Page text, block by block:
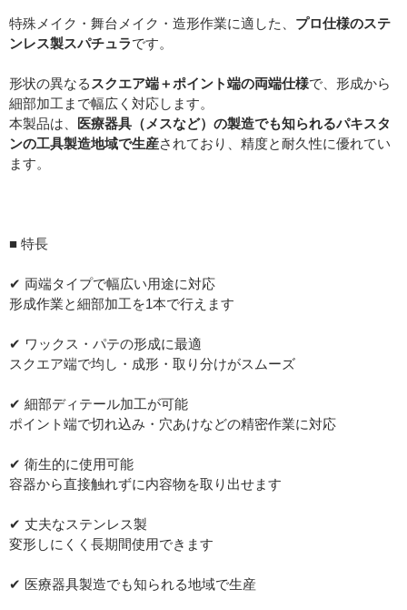
特殊メイク・舞台メイク・造形作業に適した、 プロ仕様のステ
ンレス製スパチュラです。
形状の異なる スクエア端＋ポイント端の両端仕様で、形成から
細部加工まで幅広く対応します。
本製品は、
医療器具（メスなど）の製造でも知られるパキスタ
ンの工具製造地域で生産されており、精度と耐久性に優れてい
ます。
■ 特長
✔ 両端タイプで幅広い用途に対応
形成作業と細部加工を1本で行えます
✔ ワックス・パテの形成に最適
スクエア端で均し・成形・取り分けがスムーズ
✔ 細部ディテール加工が可能
ポイント端で切れ込み・穴あけなどの精密作業に対応
✔ 衛生的に使用可能
容器から直接触れずに内容物を取り出せます
✔ 丈夫なステンレス製
変形しにくく長期間使用できます
✔ 医療器具製造でも知られる地域で生産